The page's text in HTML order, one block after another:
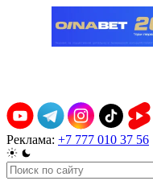
Реклама: +7 777 010 37 56